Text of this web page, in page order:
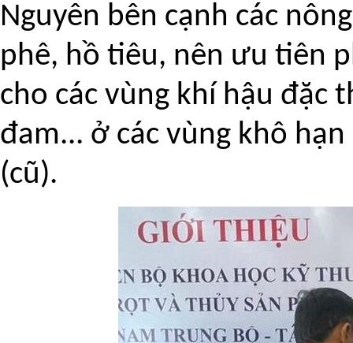
Nguyên bên cạnh các
phê, hồ tiêu, nên ưu tiên
cho các vùng khí hậu đặc
đam... ở các vùng khô
(cũ).